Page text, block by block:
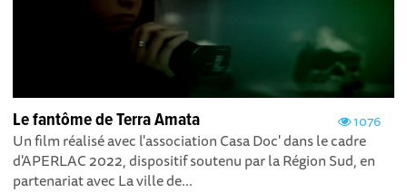
1076
Le fantôme de Terra Amata
Un film réalisé avec l'association Casa Doc' dans le cadre
d'APERLAC 2022, dispositif soutenu par la Région Sud, en
partenariat avec La ville de...